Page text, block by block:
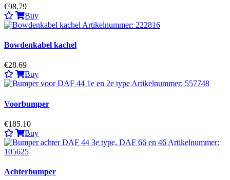
€98.79
Buy
Bowdenkabel kachel
€28.69
Buy
Voorbumper
€185.10
Buy
Achterbumper